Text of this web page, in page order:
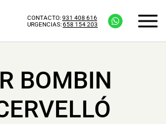
CONTACTO:931 408 616
URGENCIAS:658 154 203
BOMBIN